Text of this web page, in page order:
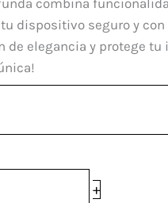
dispositivo seguro y con
de elegancia y protege tu
+